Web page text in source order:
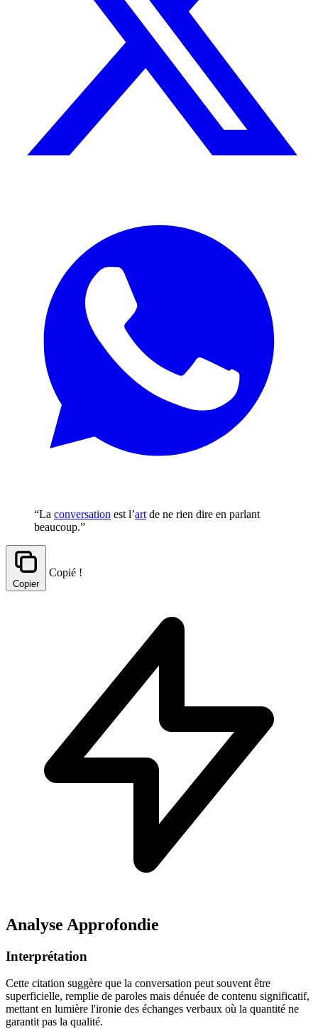
“La conversation est l’art de ne rien dire en parlant
beaucoup.”
Copier
Copié !
Analyse Approfondie
Interprétation
Cette citation suggère que la conversation peut souvent être
superficielle, remplie de paroles mais dénuée de contenu significatif,
mettant en lumière l'ironie des échanges verbaux où la quantité ne
garantit pas la qualité.